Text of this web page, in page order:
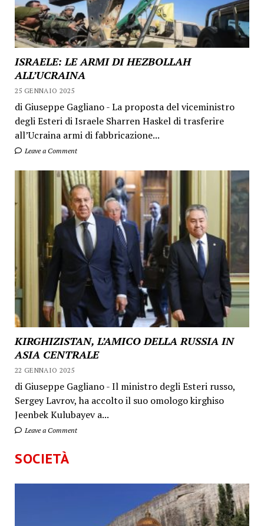
ISRAELE: LE ARMI DI HEZBOLLAH
ALL’UCRAINA
25 GENNAIO 2025
di Giuseppe Gagliano - La proposta del viceministro
degli Esteri di Israele Sharren Haskel di trasferire
all’Ucraina armi di fabbricazione...
Leave a Comment
KIRGHIZISTAN, L’AMICO DELLA RUSSIA IN
ASIA CENTRALE
22 GENNAIO 2025
di Giuseppe Gagliano - Il ministro degli Esteri russo,
Sergey Lavrov, ha accolto il suo omologo kirghiso
Jeenbek Kulubayev a...
Leave a Comment
SOCIETÀ